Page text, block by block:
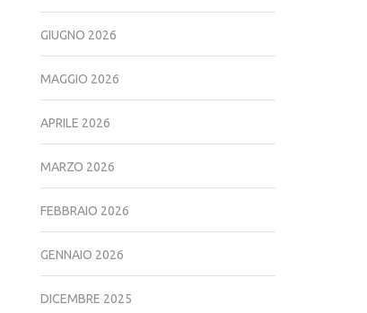
GIUGNO 2026
MAGGIO 2026
APRILE 2026
MARZO 2026
FEBBRAIO 2026
GENNAIO 2026
DICEMBRE 2025